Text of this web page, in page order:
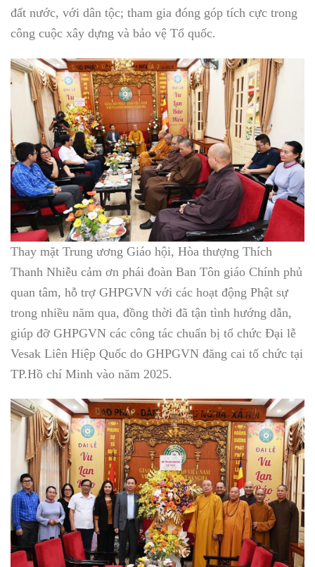
đất nước, với dân tộc; tham gia đóng góp tích cực trong
công cuộc xây dựng và bảo vệ Tổ quốc.
Thay mặt Trung ương Giáo hội, Hòa thượng Thích
Thanh Nhiễu cảm ơn phái đoàn Ban Tôn giáo Chính phủ
quan tâm, hỗ trợ GHPGVN với các hoạt động Phật sự
trong nhiều năm qua, đồng thời đã tận tình hướng dẫn,
giúp đỡ GHPGVN các công tác chuẩn bị tổ chức Đại lễ
Vesak Liên Hiệp Quốc do GHPGVN đăng cai tổ chức tại
TP.Hồ chí Minh vào năm 2025.